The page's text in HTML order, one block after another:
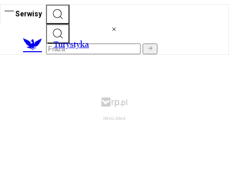
Serwisy
Turystyka